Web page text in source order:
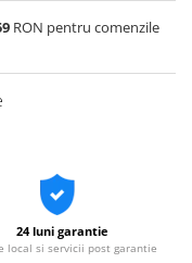
RON pentru comenzile
24 luni garantie
local si servicii post garantie